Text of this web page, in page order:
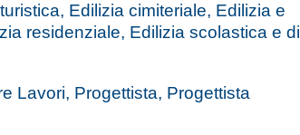
Edilizia cimiteriale, Edilizia e
residenziale, Edilizia scolastica e di
Lavori, Progettista, Progettista